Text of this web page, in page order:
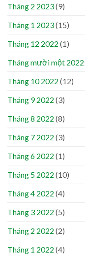
Tháng 2 2023(9)
Tháng 1 2023(15)
Tháng 12 2022 (1)
Tháng mười một 2022
Tháng 10 2022 (12)
Tháng 9 2022 (3)
Tháng 8 2022 (8)
Tháng 7 2022 (3)
Tháng 6 2022 (1)
Tháng 5 2022 (10)
Tháng 4 2022 (4)
Tháng 3 2022 (5)
Tháng 2 2022 (2)
Tháng 1 2022 (4)